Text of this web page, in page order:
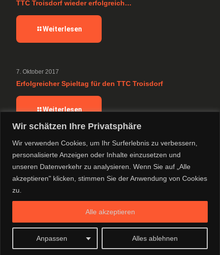
Wir schätzen Ihre Privatsphäre
Wir verwenden Cookies, um Ihr Surferlebnis zu verbessern,
personalisierte Anzeigen oder Inhalte einzusetzen und
unseren Datenverkehr zu analysieren. Wenn Sie auf „Alle
akzeptieren" klicken, stimmen Sie der Anwendung von Cookies
zu.
Anpassen Alles ablehnen
Alle akzeptieren
TTC Troisdorf wieder erfolgreich…
Weiterlesen
7. Oktober 2017
Erfolgreicher Spieltag für den TTC Troisdorf
Weiterlesen
TTC Tischtennis - die ideale Möglichkeit, sich
körperlich und geistig zu entwickeln
© 2022 TTC Troisdorf Facebook